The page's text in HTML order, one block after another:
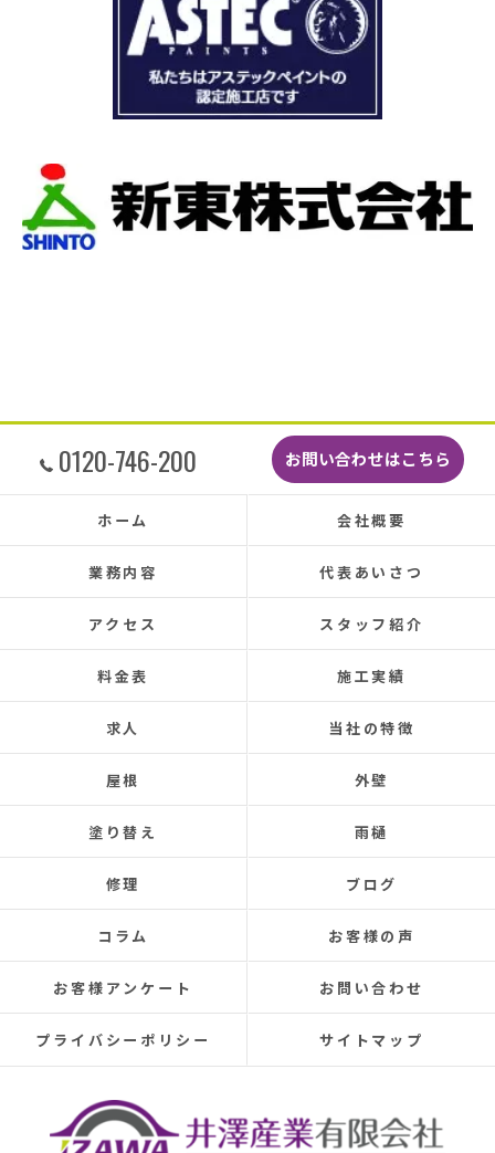
瓦の劣化がだいぶ進んでいて所々でヒビや1箇所
穴が空いているのもわりました。
本当は屋根全部を変えたいところでしたが、こ
の先10数年で住み替え予定なので瓦の差し替え
をお願いしました。
作業です。
当初夕方４時頃終了予定が、家にあった予備の
瓦まで使って瓦を差し替えてもらったので薄暗
くなるまで頑張っていただき頭の下がる思いで
しっかり直していただいたのでその後雨漏りも
もちろんなく、先日はかなりのドシャ降りでし
たがポツポツ音も一切ありませんでした。
本当に井澤さんにお願いしてよかったです、ま
た皆さまとても感じの良い方ばかりで安心して
お任せできました。
あと口コミを書いてくださった皆さまのおかげ
で井澤産業さんを知ることができました。
この場をお借りして感謝いたします。
この度は本当にありがとうございました。
今後ともよろしくお願いします！ (Translated by
Google) My 50-year-old house has been plagued by roof
leaks for about 20 years.
Three times so far, the ceiling has leaked, and although
the leaks were repaired each time, the problem was
never completely fixed.
Even after repairs, the dripping sound would reappear
elsewhere, making rainy days incredibly depressing.
This time, I was determined to have the cause identified
and repaired, so I searched online reviews daily and
finally found Izawa Sangyo.
From the initial estimate, it was completely different
They conducted a thorough leak investigation
and inspecting the attic from the second-floor closet,
and were able to pinpoint the leak location.
0120-746-200 お問い合わせはこちら
ホーム 会社概要
業務内容 代表あいさつ
アクセス スタッフ紹介
料金表 施工実績
求人 当社の特徴
屋根 外壁
塗り替え 雨樋
修理 ブログ
コラム お客様の声
お客様アンケート お問い合わせ
プライバシーポリシー サイトマップ